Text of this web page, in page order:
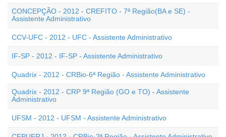
CONCEPÇÃO - 2012 - CREFITO - 7ª Região(BA e SE) -
Assistente Administrativo
CCV-UFC - 2012 - UFC - Assistente Administrativo
IF-SP - 2012 - IF-SP - Assistente Administrativo
Quadrix - 2012 - CRBio-6ª Região - Assistente Administrativo
Quadrix - 2012 - CRP 9ª Região (GO e TO) - Assistente
Administrativo
UFSM - 2012 - UFSM - Assistente Administrativo